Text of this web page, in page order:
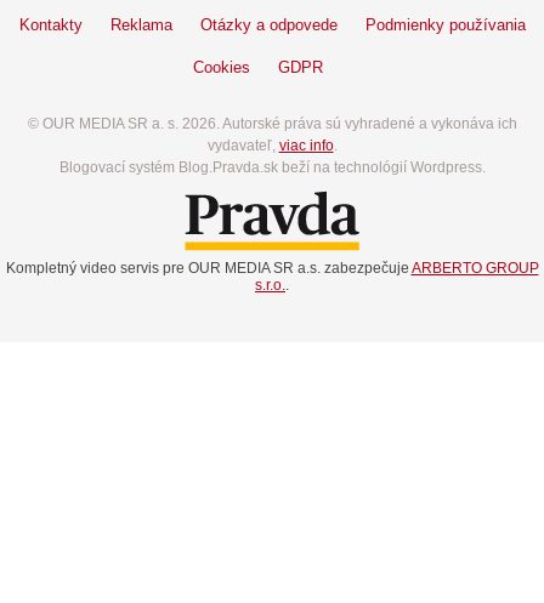
Kontakty Reklama Otázky a odpovede Podmienky používania
Cookies GDPR
© OUR MEDIA SR a. s. 2026. Autorské práva sú vyhradené a vykonáva ich
vydavateľ, viac info.
Blogovací systém Blog.Pravda.sk beží na technológií Wordpress.
Kompletný video servis pre OUR MEDIA SR a.s. zabezpečuje ARBERTO GROUP
s.r.o.